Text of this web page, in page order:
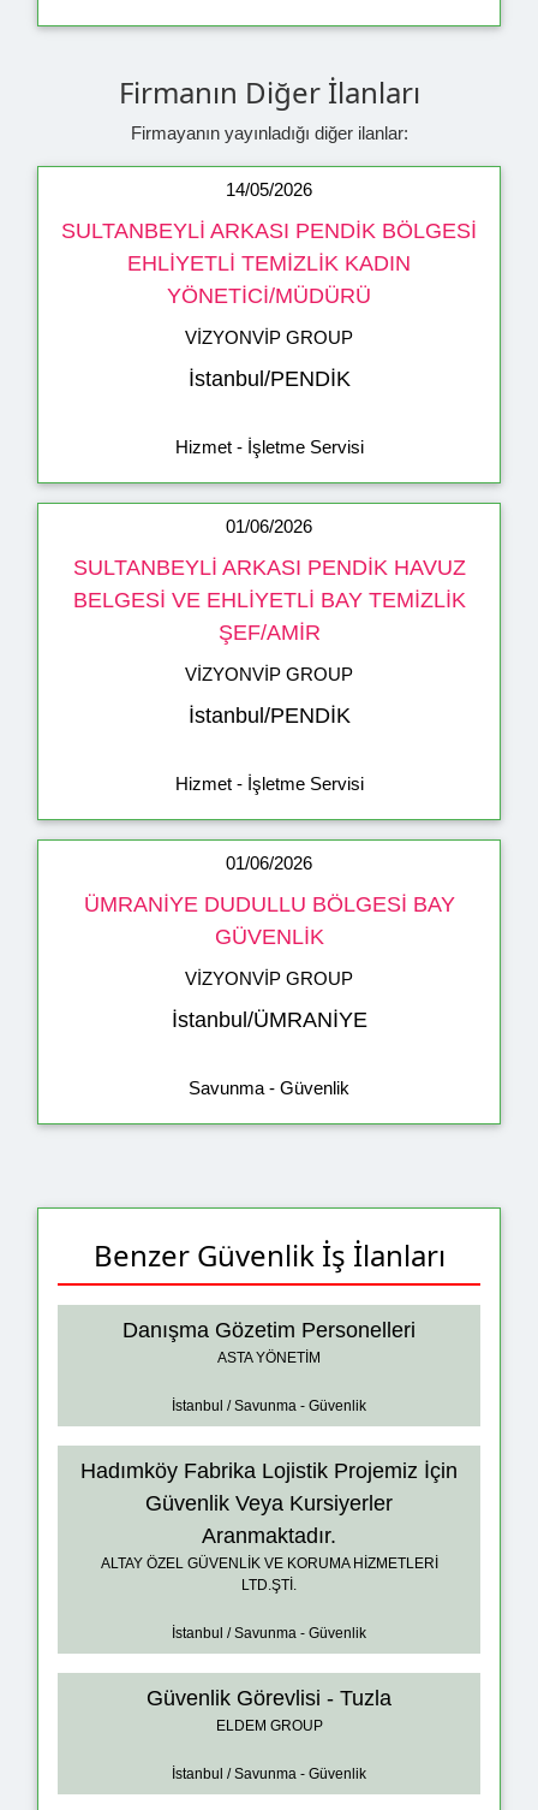
Firmanın Diğer İlanları
Firmayanın yayınladığı diğer ilanlar:
14/05/2026
SULTANBEYLİ ARKASI PENDİK BÖLGESİ
EHLİYETLİ TEMİZLİK KADIN
YÖNETİCİ/MÜDÜRÜ
VİZYONVİP GROUP
İstanbul/PENDİK
Hizmet - İşletme Servisi
01/06/2026
SULTANBEYLİ ARKASI PENDİK HAVUZ
BELGESİ VE EHLİYETLİ BAY TEMİZLİK
ŞEF/AMİR
VİZYONVİP GROUP
İstanbul/PENDİK
Hizmet - İşletme Servisi
01/06/2026
ÜMRANİYE DUDULLU BÖLGESİ BAY
GÜVENLİK
VİZYONVİP GROUP
İstanbul/ÜMRANİYE
Savunma - Güvenlik
Benzer Güvenlik İş İlanları
Danışma Gözetim Personelleri
ASTA YÖNETİM
İstanbul / Savunma - Güvenlik
Hadımköy Fabrika Lojistik Projemiz İçin
Güvenlik Veya Kursiyerler
Aranmaktadır.
ALTAY ÖZEL GÜVENLİK VE KORUMA HİZMETLERİ
LTD.ŞTİ.
İstanbul / Savunma - Güvenlik
Güvenlik Görevlisi - Tuzla
ELDEM GROUP
İstanbul / Savunma - Güvenlik